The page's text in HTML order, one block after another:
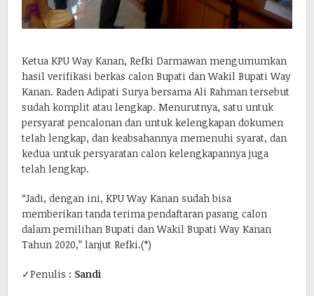
Ketua KPU Way Kanan, Refki Darmawan mengumumkan
hasil verifikasi berkas calon Bupati dan Wakil Bupati Way
Kanan. Raden Adipati Surya bersama Ali Rahman tersebut
sudah komplit atau lengkap. Menurutnya, satu untuk
persyarat pencalonan dan untuk kelengkapan dokumen
telah lengkap, dan keabsahannya memenuhi syarat, dan
kedua untuk persyaratan calon kelengkapannya juga
telah lengkap.
“Jadi, dengan ini, KPU Way Kanan sudah bisa
memberikan tanda terima pendaftaran pasang calon
dalam pemilihan Bupati dan Wakil Bupati Way Kanan
Tahun 2020,” lanjut Refki.(*)
✓Penulis : Sandi